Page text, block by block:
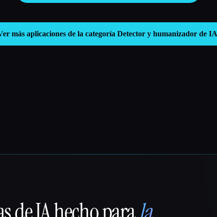
más aplicaciones de la categoría Detector y humanizador de IA